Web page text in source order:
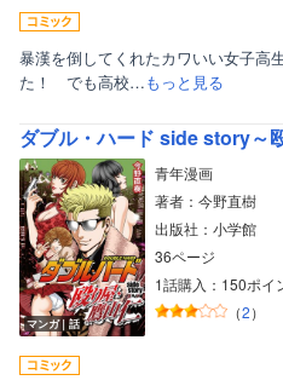
暴漢を倒してくれたカワいい女子高
た！ でも高校…もっと見る
ダブル・ハード side story～
マンガ｜話
青年漫画
著者：今野直樹
出版社：小学館
36ページ
1話購入：150ポイ
（2）